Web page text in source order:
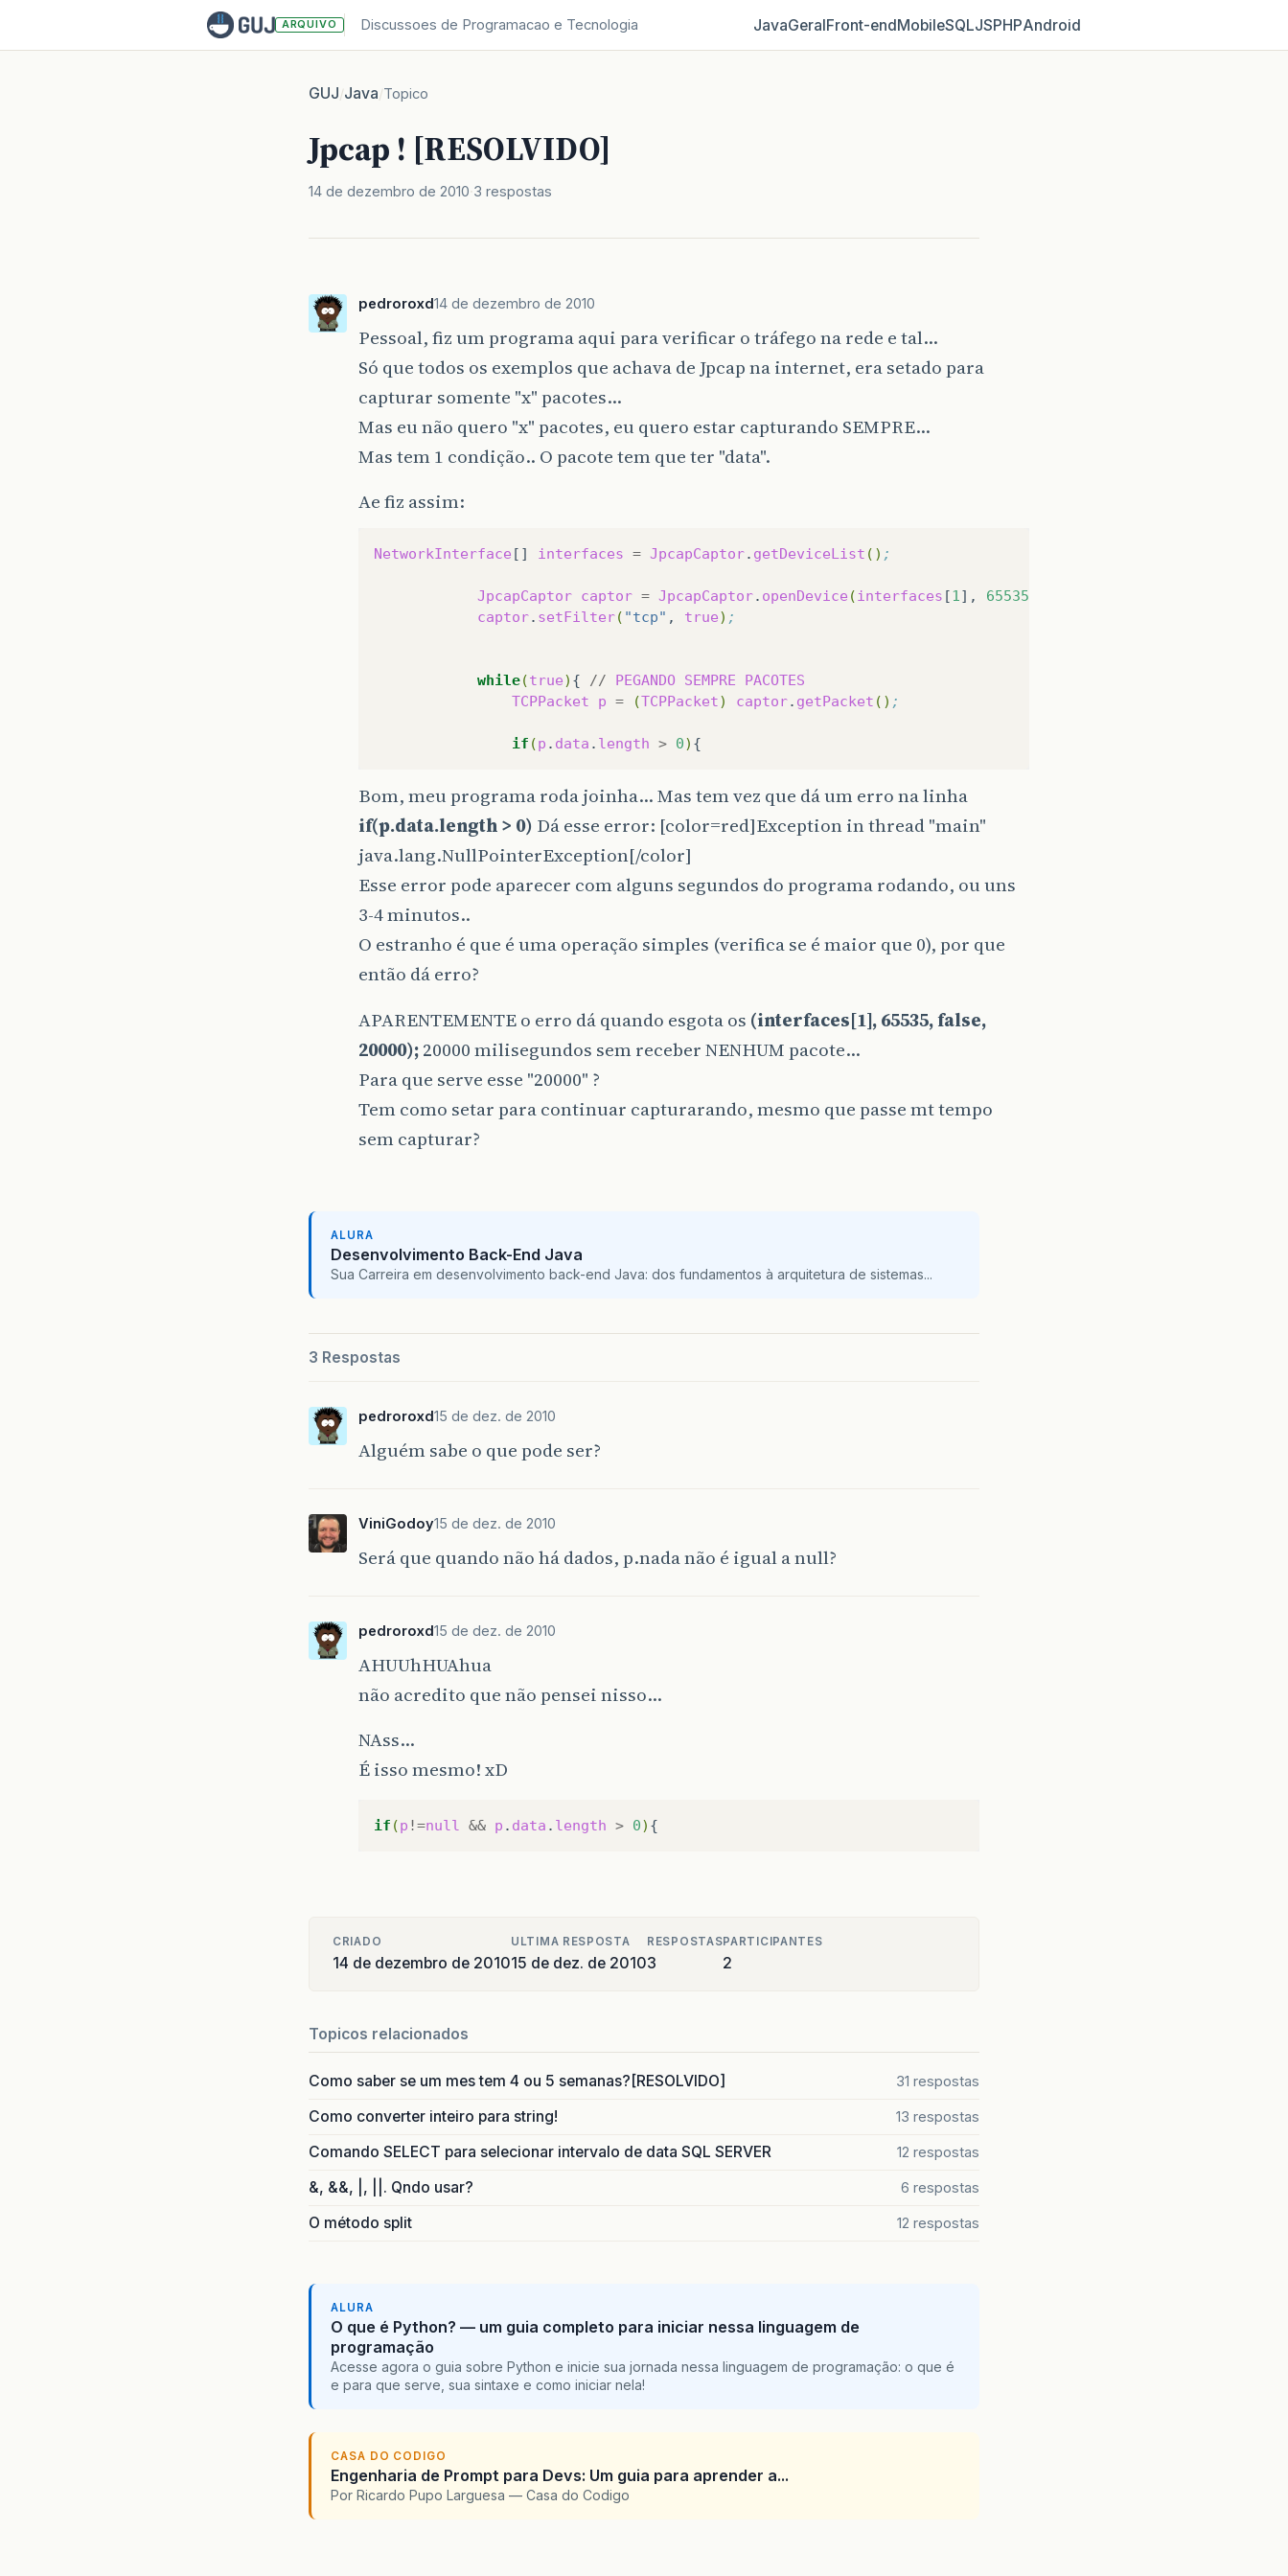
ARQUIVO Discussoes de Programacao e Tecnologia JavaGeralFront‑endMobileSQLJSPHPAndroid
GUJ/Java/Topico
Jpcap ! [RESOLVIDO]
14 de dezembro de 2010 3 respostas
pedroroxd14 de dezembro de 2010
Pessoal, fiz um programa aqui para verificar o tráfego na rede e tal...
Só que todos os exemplos que achava de Jpcap na internet, era setado para
capturar somente "x" pacotes...
Mas eu não quero "x" pacotes, eu quero estar capturando SEMPRE...
Mas tem 1 condição.. O pacote tem que ter "data".
Ae fiz assim:
NetworkInterface [] interfaces = JpcapCaptor. getDeviceList () ;
JpcapCaptor captor = JpcapCaptor. openDevice ( interfaces [1 ], 65535
captor. setFilter( "tcp" , true) ;
while(true) { // PEGANDO SEMPRE
PACOTES
TCPPacket
p = (TCPPacket) captor. getPacket () ;
if (p . data . length > 0)
Bom, meu programa roda joinha... Mas tem vez que dá um erro na linha
if(p.data.length > 0) Dá esse error: [color=red]Exception in thread "main"
java.lang.NullPointerException[/color]
Esse error pode aparecer com alguns segundos do programa rodando, ou uns
3-4 minutos..
O estranho é que é uma operação simples (verifica se é maior que 0), por que
então dá erro?
APARENTEMENTE o erro dá quando esgota os (interfaces[1], 65535, false,
20000);20000 milisegundos sem receber NENHUM pacote...
Para que serve esse "20000" ?
Tem como setar para continuar capturarando, mesmo que passe mt tempo
sem capturar?
ALURA
Desenvolvimento Back-End Java
Sua Carreira em desenvolvimento back-end Java: dos fundamentos à arquitetura de sistemas...
3 Respostas
pedroroxd15 de dez. de 2010
Alguém sabe o que pode ser?
ViniGodoy15 de dez. de 2010
Será que quando não há dados, p.nada não é igual a null?
pedroroxd15 de dez. de 2010
AHUUhHUAhua
não acredito que não pensei nisso…
NAss…
É isso mesmo! xD
if (p !=null && p . data . length > 0)
CRIADO
14 de dezembro de 2010
ULTIMA RESPOSTA
15 de dez. de 2010
RESPOSTAS
3
PARTICIPANTES
2
Topicos relacionados
Como saber se um mes tem 4 ou 5 semanas?[RESOLVIDO] 31 respostas
Como converter inteiro para string! 13 respostas
Comando SELECT para selecionar intervalo de data SQL SERVER 12 respostas
&, &&, |, ||. Qndo usar? 6 respostas
O método split 12 respostas
ALURA
O que é Python? — um guia completo para iniciar nessa linguagem de
programação
Acesse agora o guia sobre Python e inicie sua jornada nessa linguagem de programação: o que é
e para que serve, sua sintaxe e como iniciar nela!
CASA DO CODIGO
Engenharia de Prompt para Devs: Um guia para aprender a...
Por Ricardo Pupo Larguesa — Casa do Codigo